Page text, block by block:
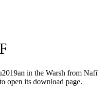
in the Warsh from Nafi'
open its download page.